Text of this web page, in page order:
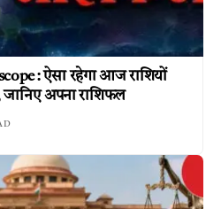
: ऐसा रहेगा आज राशियों
जानिए अपना राशिफल